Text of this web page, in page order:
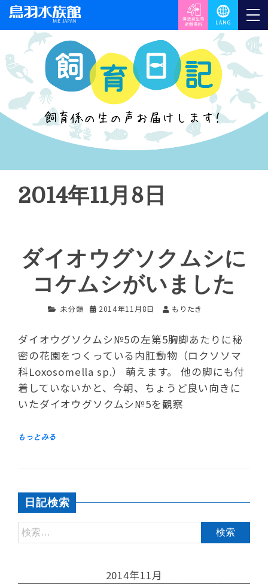
2014年11月8日
ダイオウグソクムシに
コケムシがいました
未分類 2014年11月8日 もりたき
ダイオウグソクムシ№5の左第5胸脚あたりに秘
密の花園をつくっている内肛動物（ロクソソマ
科Loxosomella sp.） 萌えます。 他の脚にも付
着していないかと、今朝、ちょうど良い向きに
いたダイオウグソクムシ№5を観察
日記検索
2014年11月